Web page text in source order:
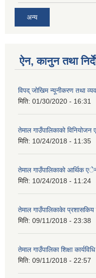
अन्य
ऐन, कानुन तथा
विपद् जोखिम न्यूनीकरण तथा
मिति: 01/30/2020 - 16:31
तेमाल गाउँपालिकाकाे
मिति: 10/24/2018 - 11:35
तेमाल गाउँपालिकाकाे आर्थिक
मिति: 10/24/2018 - 11:24
तेमाल गाउँपालिकाकेा
मिति: 09/11/2018 - 23:38
तेमाल गाउँपालिका शिक्षा
मिति: 09/11/2018 - 22:57